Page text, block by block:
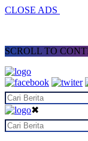
CLOSE ADS
SCROLL TO
✖